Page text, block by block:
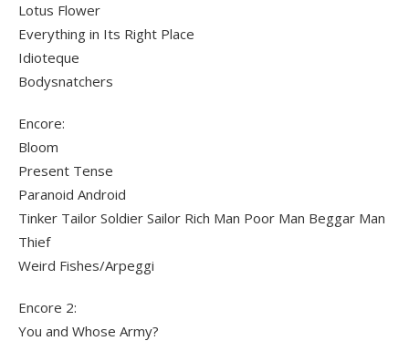
Lotus Flower
Everything in Its Right Place
Idioteque
Bodysnatchers
Encore:
Bloom
Present Tense
Paranoid Android
Tinker Tailor Soldier Sailor Rich Man Poor Man Beggar Man
Thief
Weird Fishes/Arpeggi
Encore 2:
You and Whose Army?